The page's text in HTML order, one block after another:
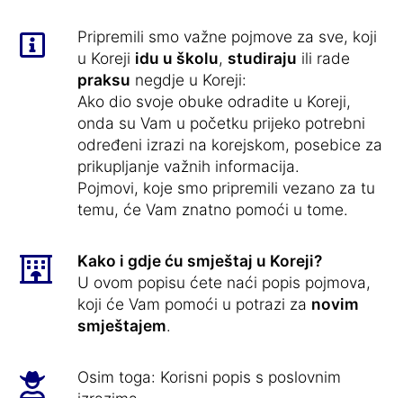
Pripremili smo važne pojmove za sve, koji
u Koreji idu u školu, studiraju ili rade
praksu negdje u Koreji:
Ako dio svoje obuke odradite u Koreji,
onda su Vam u početku prijeko potrebni
određeni izrazi na korejskom, posebice za
prikupljanje važnih informacija.
Pojmovi, koje smo pripremili vezano za tu
temu, će Vam znatno pomoći u tome.
Kako i gdje ću smještaj u Koreji?
U ovom popisu ćete naći popis pojmova,
koji će Vam pomoći u potrazi za novim
smještajem.
Osim toga: Korisni popis s poslovnim